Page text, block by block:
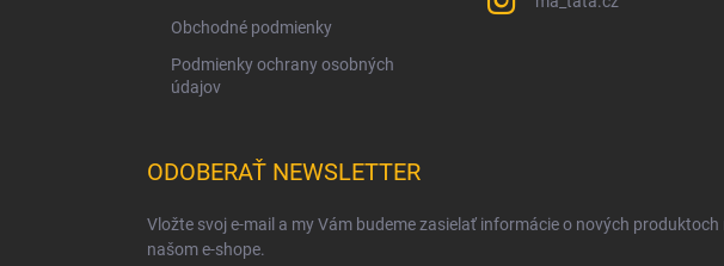
Obchodné podmienky
Podmienky ochrany osobných
údajov
ODOBERAŤ NEWSLETTER
Vložte svoj e-mail a my Vám budeme zasielať informácie o nových produktoch
našom e-shope.